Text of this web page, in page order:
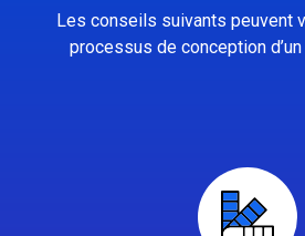
Les conseils suivants peuvent
processus de conception